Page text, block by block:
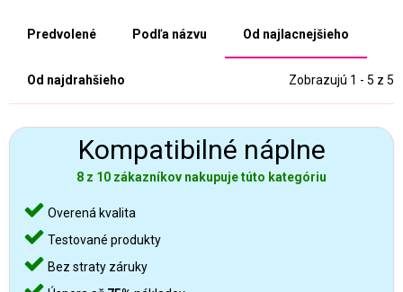
Predvolené Podľa názvu Od najlacnejšieho
Od najdrahšieho Zobrazujú 1 - 5 z 5
Kompatibilné náplne
8 z 10 zákazníkov nakupuje túto kategóriu
Overená kvalita
Testované produkty
Bez straty záruky